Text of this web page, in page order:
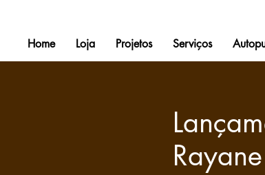
Home Loja Projetos Serviços